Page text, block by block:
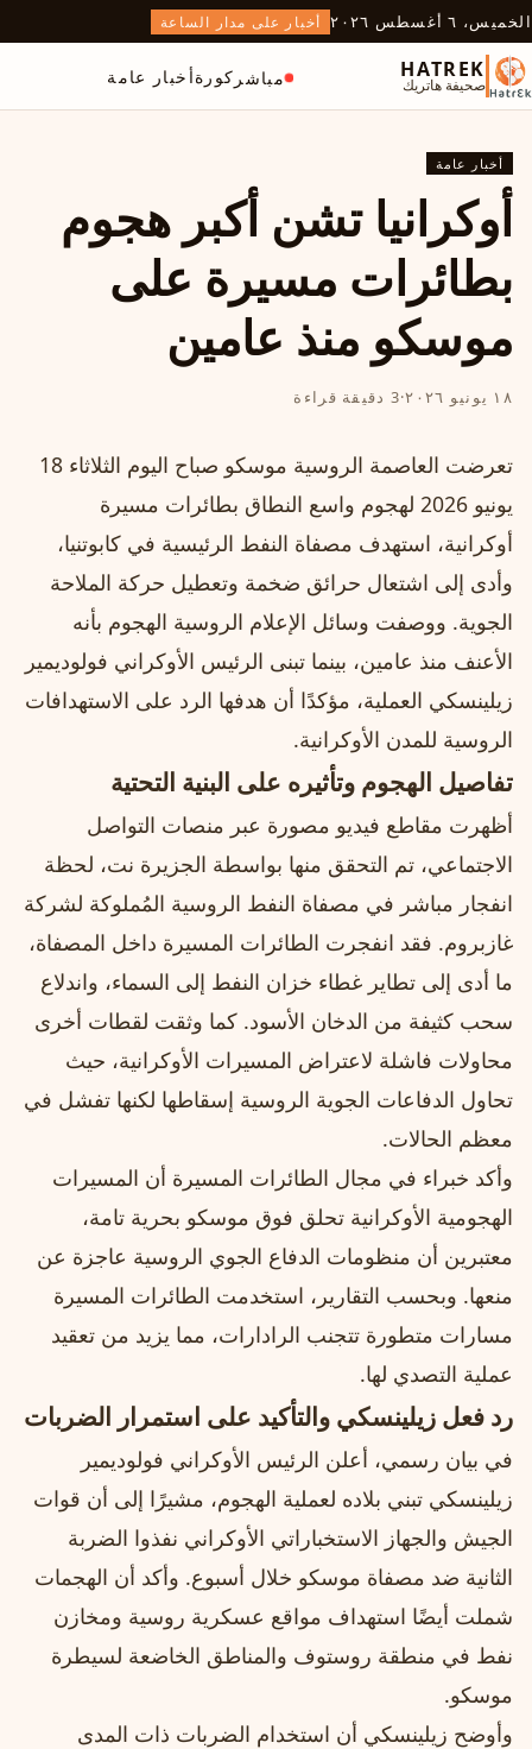
الخميس، ٦ أغسطس ٢٠٢٦ أخبار على مدار الساعة
HATREK
صحيفة هاتريك مباشر كورةأخبار عامة
أخبار عامة
أوكرانيا تشن أكبر هجوم
بطائرات مسيرة على
موسكو منذ عامين
١٨ يونيو ٢٠٢٦ ·3 دقيقة قراءة
تعرضت العاصمة الروسية موسكو صباح اليوم الثلاثاء 18
يونيو 2026 لهجوم واسع النطاق بطائرات مسيرة
أوكرانية، استهدف مصفاة النفط الرئيسية في كابوتنيا،
وأدى إلى اشتعال حرائق ضخمة وتعطيل حركة الملاحة
الجوية. ووصفت وسائل الإعلام الروسية الهجوم بأنه
الأعنف منذ عامين، بينما تبنى الرئيس الأوكراني فولوديمير
زيلينسكي العملية، مؤكدًا أن هدفها الرد على الاستهدافات
الروسية للمدن الأوكرانية.
تفاصيل الهجوم وتأثيره على البنية التحتية
أظهرت مقاطع فيديو مصورة عبر منصات التواصل
الاجتماعي، تم التحقق منها بواسطة الجزيرة نت، لحظة
انفجار مباشر في مصفاة النفط الروسية المُملوكة لشركة
غازبروم. فقد انفجرت الطائرات المسيرة داخل المصفاة،
ما أدى إلى تطاير غطاء خزان النفط إلى السماء، واندلاع
سحب كثيفة من الدخان الأسود. كما وثقت لقطات أخرى
محاولات فاشلة لاعتراض المسيرات الأوكرانية، حيث
تحاول الدفاعات الجوية الروسية إسقاطها لكنها تفشل في
معظم الحالات.
وأكد خبراء في مجال الطائرات المسيرة أن المسيرات
الهجومية الأوكرانية تحلق فوق موسكو بحرية تامة،
معتبرين أن منظومات الدفاع الجوي الروسية عاجزة عن
منعها. وبحسب التقارير، استخدمت الطائرات المسيرة
مسارات متطورة تتجنب الرادارات، مما يزيد من تعقيد
عملية التصدي لها.
رد فعل زيلينسكي والتأكيد على استمرار الضربات
في بيان رسمي، أعلن الرئيس الأوكراني فولوديمير
زيلينسكي تبني بلاده لعملية الهجوم، مشيرًا إلى أن قوات
الجيش والجهاز الاستخباراتي الأوكراني نفذوا الضربة
الثانية ضد مصفاة موسكو خلال أسبوع. وأكد أن الهجمات
شملت أيضًا استهداف مواقع عسكرية روسية ومخازن
نفط في منطقة روستوف والمناطق الخاضعة لسيطرة
موسكو.
وأوضح زيلينسكي أن استخدام الضربات ذات المدى